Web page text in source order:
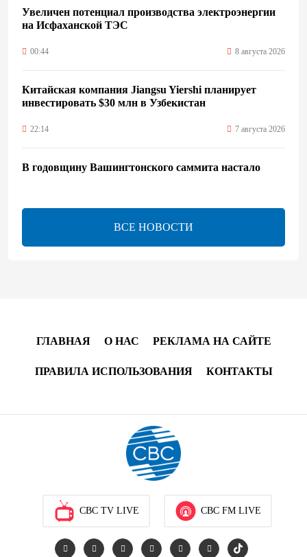
Увеличен потенциал производства электроэнергии
на Исфаханской ТЭС
00:44 8 августа 2026
Китайская компания Jiangsu Yiershi планирует
инвестировать $30 млн в Узбекистан
22:14 7 августа 2026
В годовщину Вашингтонского саммита настало
Минфин Азербайджана отчитался о работе,
проделанной в I полугодии
17:20 7 августа 2026
PASHA Holding продолжает успешную реализацию
проекта «Fərqindəlik», который был запущен в 2025
Azercell представляет годовую подписку на сервис
«ZengimCELL»
7 августа 2026
ВСЕ НОВОСТИ
ГЛАВНАЯ О НАС РЕКЛАМА НА САЙТЕ
ПРАВИЛА ИСПОЛЬЗОВАНИЯ КОНТАКТЫ
CBC TV LIVE CBC FM LIVE